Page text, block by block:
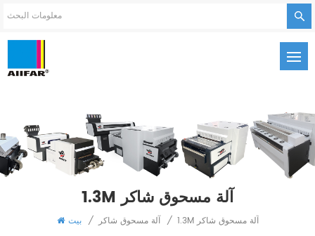
1.3M آلة مسحوق شاكر
بيت / آلة مسحوق شاكر / 1.3M آلة مسحوق شاكر